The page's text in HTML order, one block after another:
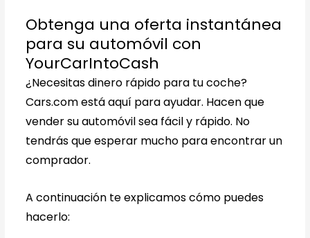
Obtenga una oferta instantánea
para su automóvil con
YourCarIntoCash
¿Necesitas dinero rápido para tu coche?
Cars.com está aquí para ayudar. Hacen que
vender su automóvil sea fácil y rápido. No
tendrás que esperar mucho para encontrar un
comprador.
A continuación te explicamos cómo puedes
hacerlo: